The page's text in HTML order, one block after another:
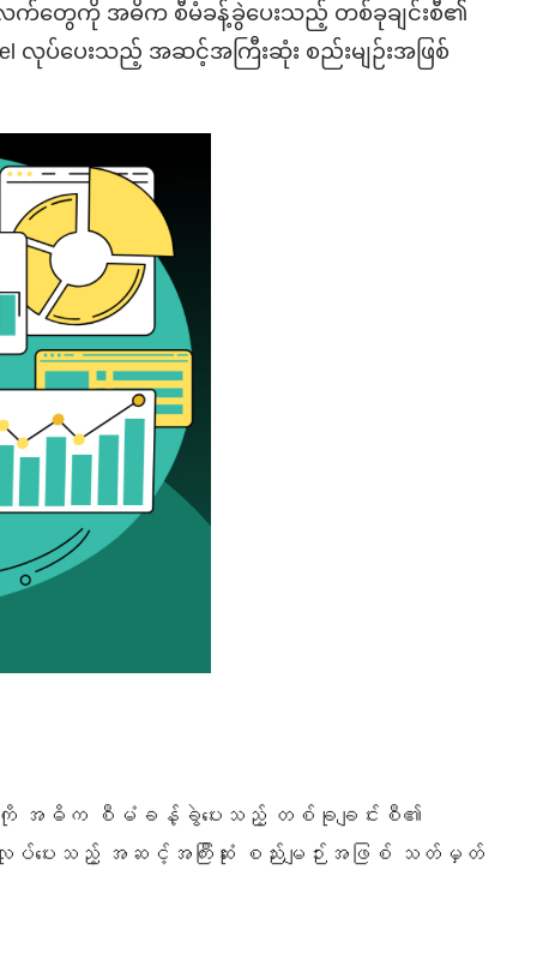
က်တွေကို အဓိက စီမံခနခွဲပေးသည တစ်ခုချင်းစီ၏
လုပ်ပေးသည အဆငအကြီးဆုံး စည်းမျဉ်းအဖြစ
က်တွေကို အဓိက စီမံခန့်ခွဲပေးသည့် တစ်ခုချင်းစီ၏
လုပ်ပေးသည့် အဆင့်အကြီးဆုံး စည်းမျဉ်းအဖြစ် သတ်မှတ်